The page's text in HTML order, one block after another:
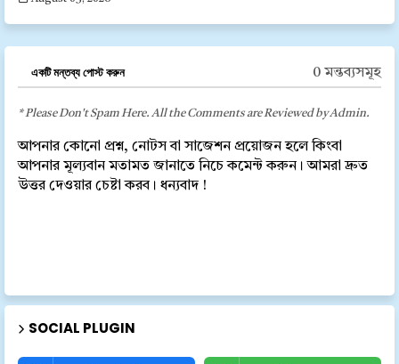
একটি মন্তব্য পোস্ট করুন 0 মন্তব্যসমূহ
* Please Don't Spam Here. All the Comments are Reviewed by Admin.
আপনার কোনো প্রশ্ন, নোটস বা সাজেশন প্রয়োজন হলে কিংবা
আপনার মূল্যবান মতামত জানাতে নিচে কমেন্ট করুন। আমরা দ্রুত
উত্তর দেওয়ার চেষ্টা করব। ধন্যবাদ !
SOCIAL PLUGIN